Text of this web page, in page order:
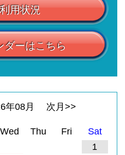
用状況
ダーはこちら
年08月 次月>>
Wed Thu Fri
Sat
1